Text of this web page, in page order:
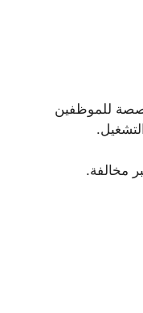
للموظفين
مخالفة.